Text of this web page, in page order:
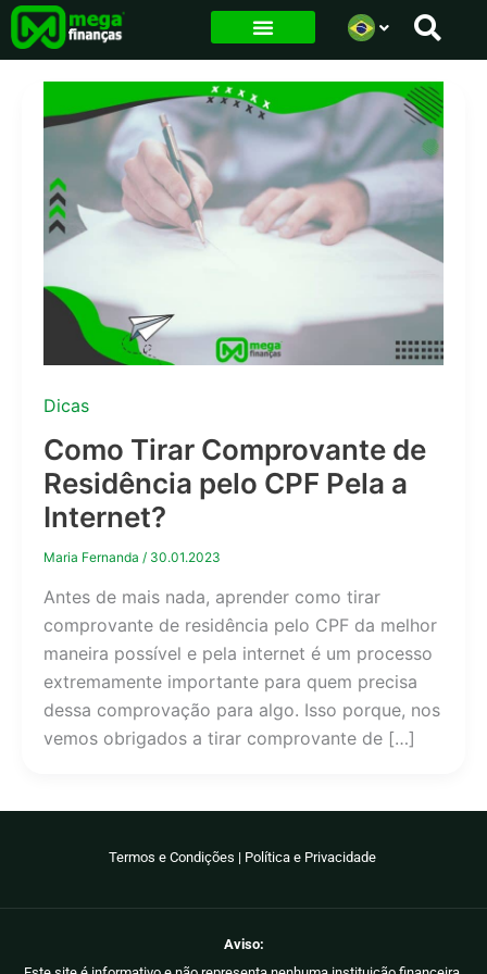
para
Dicas
Como Tirar Comprovante de
Residência pelo CPF Pela a
Internet?
Maria Fernanda / 30.01.2023
Antes de mais nada, aprender como tirar
comprovante de residência pelo CPF da melhor
maneira possível e pela internet é um processo
extremamente importante para quem precisa
dessa comprovação para algo. Isso porque, nos
vemos obrigados a tirar comprovante de […]
Termos e Condições | Política e Privacidade
Aviso: